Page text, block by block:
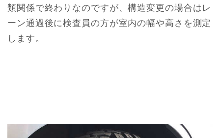
類関係で終わりなのですが、構造変更の場合はレ
ーン通過後に検査員の方が室内の幅や高さを測定
します。